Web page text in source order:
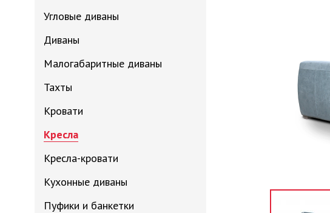
Угловые диваны
Диваны
Малогабаритные диваны
Тахты
Кровати
Кресла
Кресла-кровати
Кухонные диваны
Пуфики и банкетки